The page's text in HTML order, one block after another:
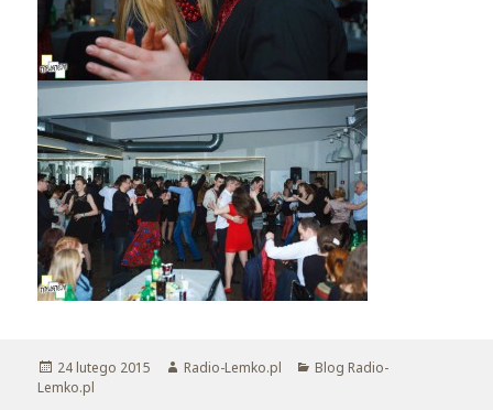
Opublikowano
24 lutego 2015 Autor
Radio-Lemko.pl Kategorie
Blog Radio-
Lemko.pl